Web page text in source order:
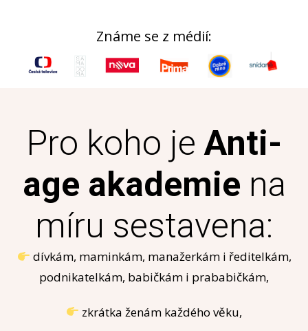
Známe se z médií:
Pro koho je Anti-
age akademie na
míru sestavena:
dívkám, maminkám, manažerkám i ředitelkám,
podnikatelkám, babičkám i prababičkám,
zkrátka ženám každého věku,